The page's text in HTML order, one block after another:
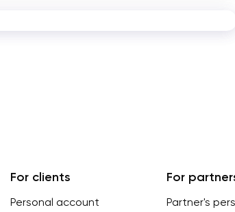
For clients
Personal account
For
Partner's